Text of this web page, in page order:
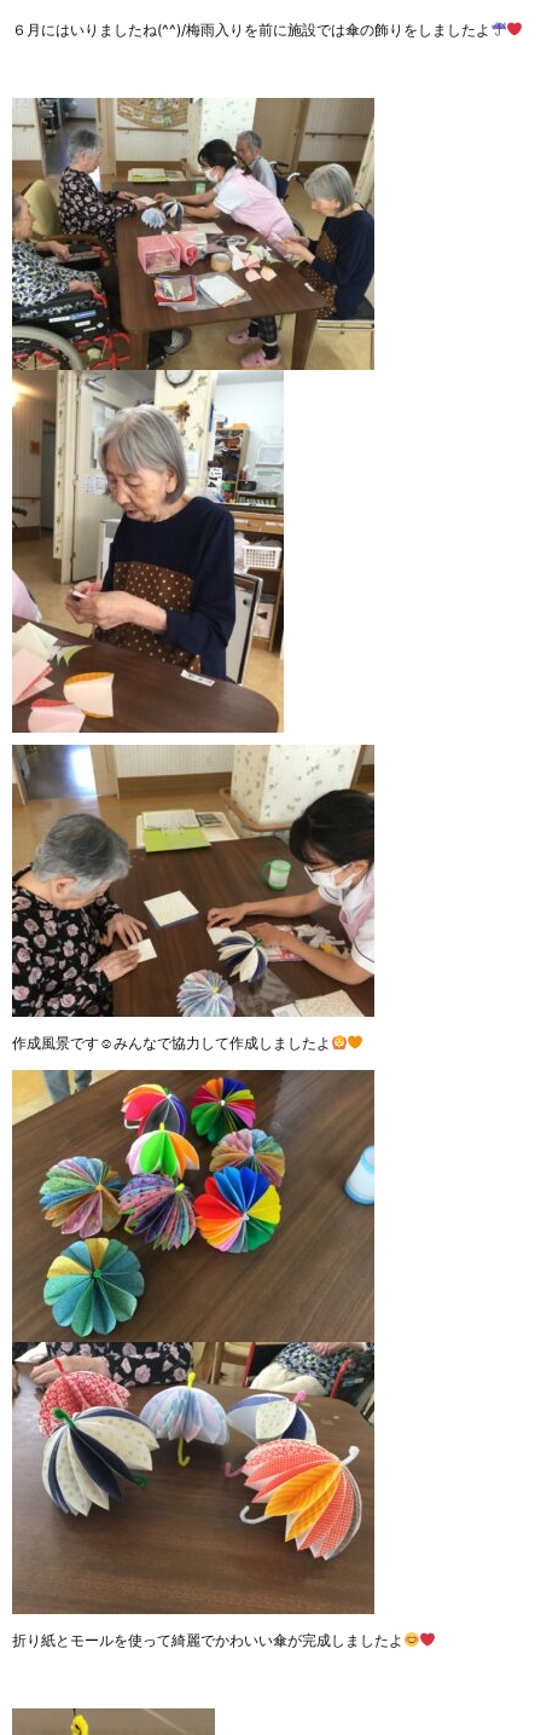
６月にはいりましたね(^^)/梅雨入りを前に施設では傘の飾りをしましたよ
作成風景です☺みんなで協力して作成しましたよ
折り紙とモールを使って綺麗でかわいい傘が完成しましたよ